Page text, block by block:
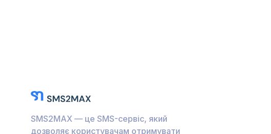
SMS2MAX — це SMS-сервіс, який
дозволяє користувачам отримувати